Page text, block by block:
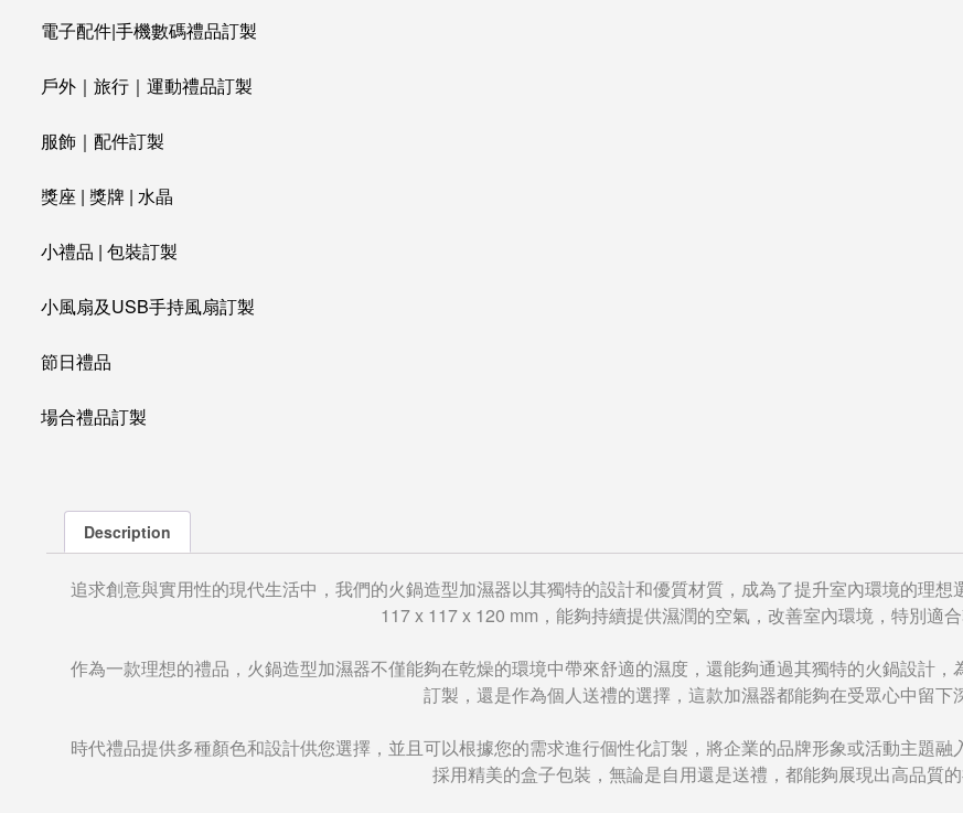
電子配件|手機數碼禮品訂製
戶外｜旅行｜運動禮品訂製
服飾｜配件訂製
獎座 | 獎牌 | 水晶
小禮品 | 包裝訂製
小風扇及USB手持風扇訂製
節日禮品
場合禮品訂製
Description
追求創意與實用性的現代生活中，我們的火鍋造型加濕器以其獨特的設計和優質材質，成為了提升室內環境的理
117 x 117 x 120 mm，能夠持續提供濕潤的空氣，改善室內環境，特別適合
作為一款理想的禮品，火鍋造型加濕器不僅能夠在乾燥的環境中帶來舒適的濕度，還能夠通過其獨特的火鍋設計
訂製，還是作為個人送禮的選擇，這款加濕器都能夠在受眾心中留下
時代禮品提供多種顏色和設計供您選擇，並且可以根據您的需求進行個性化訂製，將企業的品牌形象或活動主題
採用精美的盒子包裝，無論是自用還是送禮，都能夠展現出高品質的